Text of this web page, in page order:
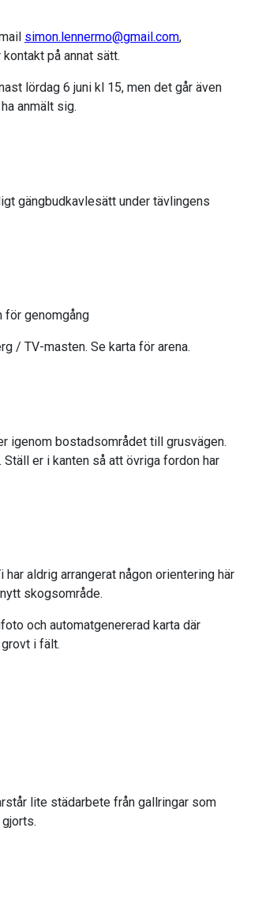
simon.lennermo@gmail.com,
på annat sätt.
lördag 6 juni kl 15, men det går även
anmält sig.
gängbudkavlesätt under tävlingens
för genomgång
/ TV-masten. Se karta för arena.
igenom bostadsområdet till grusvägen.
er i kanten så att övriga fordon har
aldrig arrangerat någon orientering här
skogsområde.
och automatgenererad karta där
i fält.
lite städarbete från gallringar som